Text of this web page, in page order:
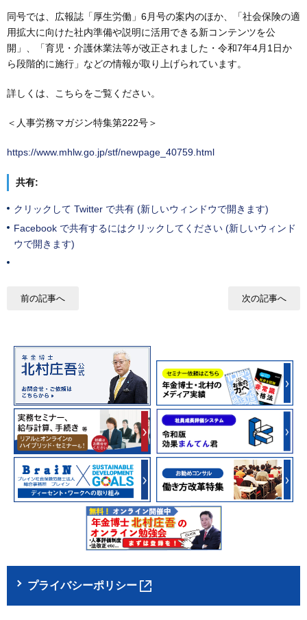
同号では、広報誌「厚生労働」6月号の案内のほか、「社会保険の適
用拡大に向けた社内準備や説明に活用できる新コンテンツを公
開」、「育児・介護休業法等が改正されました・令和7年4月1日か
ら段階的に施行」などの情報が取り上げられています。
詳しくは、こちらをご覧ください。
＜人事労務マガジン特集第222号＞
https://www.mhlw.go.jp/stf/newpage_40759.html
共有:
クリックして Twitter で共有 (新しいウィンドウで開きます)
Facebook で共有するにはクリックしてください (新しいウィンド
ウで開きます)
前の記事へ 次の記事へ
プライバシーポリシー